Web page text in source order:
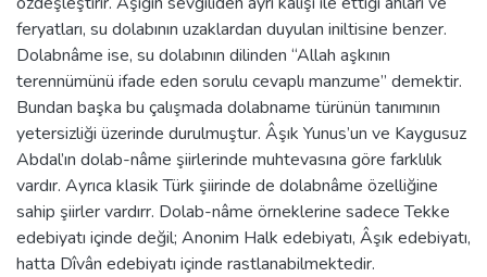
feryatları, su dolabının uzaklardan duyulan iniltisine benzer.
Dolabnâme ise, su dolabının dilinden “Allah aşkının
terennümünü ifade eden sorulu cevaplı manzume” demektir.
Bundan başka bu çalışmada dolabname türünün tanımının
yetersizliği üzerinde durulmuştur. Âşık Yunus’un ve Kaygusuz
Abdal’ın dolab-nâme şiirlerinde muhtevasına göre farklılık
vardır. Ayrıca klasik Türk şiirinde de dolabnâme özelliğine
sahip şiirler vardırr. Dolab-nâme örneklerine sadece Tekke
edebiyatı içinde değil; Anonim Halk edebiyatı, Âşık edebiyatı,
hatta Dîvân edebiyatı içinde rastlanabilmektedir.